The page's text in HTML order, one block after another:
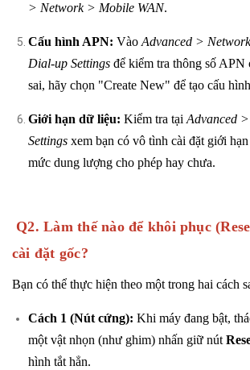
> Network > Mobile WAN.
Cấu hình APN: Vào Advanced >
Dial-up Settings để kiểm tra thông số APN
sai, hãy chọn "Create New" để tạo cấu
Giới hạn dữ liệu: Kiểm tra tại Advanced
Settings xem bạn có vô tình cài đặt giới
mức dung lượng cho phép hay chưa.
Q2.Làm thế nào để khôi phục
cài đặt gốc?
Bạn có thể thực hiện theo một trong hai cách
Cách 1 (Nút cứng): Khi máy đang bật,
một vật nhọn (như ghim) nhấn giữ nút
hình tắt hẳn.